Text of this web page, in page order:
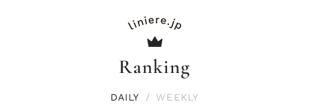
Ranking
DAILY / WEEKLY